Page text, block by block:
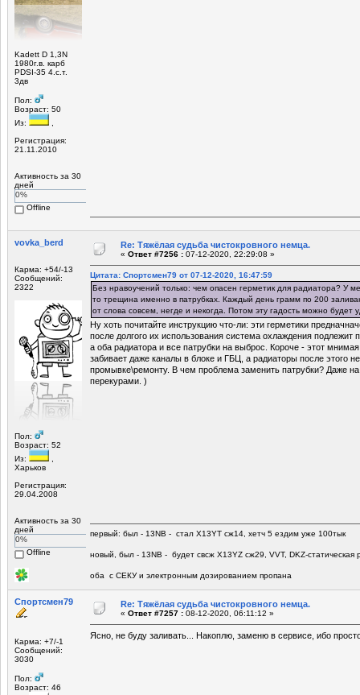
Kadett D 1,3N
1980г.в. карб
PDSI-35 4.с.т.
3дв
Пол:
Возраст: 50
Из:
Регистрация:
21.11.2010
Активность за 30
дней
0%
Offline
vovka_berd
Карма: +54/-13
Сообщений:
2322
Пол:
Возраст: 52
Из:
Харьков
Регистрация:
29.04.2008
Активность за 30
дней
0%
Offline
Re: Тяжёлая судьба чистокровного немца.
« Ответ #7256 : 07-12-2020, 22:29:08 »
Цитата: Спортсмен79 от 07-12-2020, 16:47:59
Без нравоучений только: чем опасен герметик для радиатора? У
то трещина именно в патрубках. Каждый день грамм по 200
от слова совсем, негде и некогда. Потом эту гадость можно будет
Ну хоть почитайте инструкцию что-ли: эти герметики
после долгого их использования система охлаждения
а оба радиатора и все патрубки на выброс. Короче - этот
забивает даже каналы в блоке и ГБЦ, а радиаторы после этого
промывке\ремонту. В чем проблема заменить патрубки? Даже
перекурами. )
первый: был - 13NB - стал Х13YT сж14, хетч 5 ездим уже 100тык
новый, был - 13NB - будет свсж Х13YZ сж29, VVT, DKZ-статическая
оба с СЕКУ и электронным дозированием пропана
Спортсмен79
Карма: +7/-1
Сообщений:
3030
Пол:
Возраст: 46
Re: Тяжёлая судьба чистокровного немца.
« Ответ #7257 : 08-12-2020, 06:11:12 »
Ясно, не буду заливать... Накоплю, заменю в сервисе, ибо